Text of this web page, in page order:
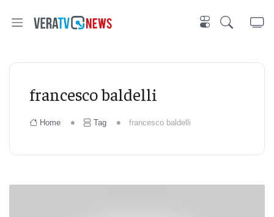
francesco baldelli
Home Tag francesco baldelli